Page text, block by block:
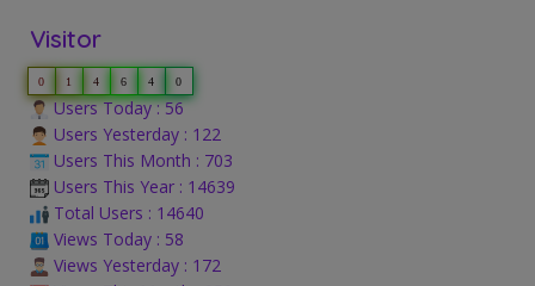
Visitor
0 1 4 6 4 0
Users Today : 56
Users Yesterday : 122
Users This Month : 703
Users This Year : 14639
Total Users : 14640
Views Today : 58
Views Yesterday : 172